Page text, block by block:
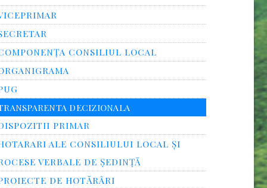
CONSILIUL LOCAL
DECIZIONALA
PRIMAR
ALE CONSILIULUI LOCAL ȘI
VERBALE DE ȘEDINȚĂ
DE HOTĂRÂRI